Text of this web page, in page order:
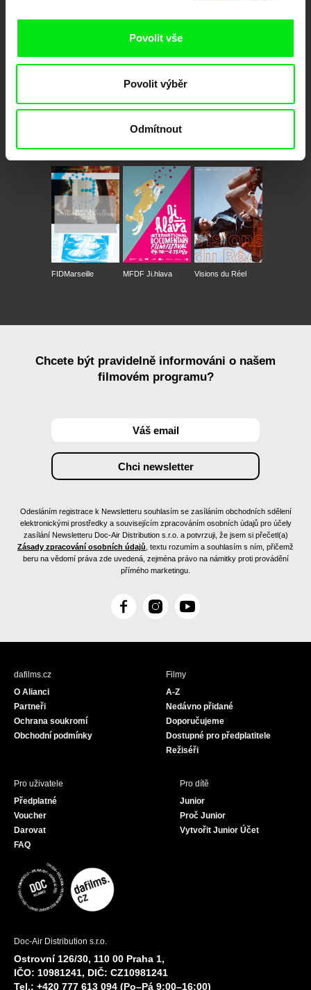
Povolit vše
Povolit výběr
Odmítnout
FIDMarseille MFDF Ji.hlava Visions du Réel
Chcete být pravidelně informováni o našem
filmovém programu?
Odesláním registrace k Newsletteru souhlasím se zasíláním obchodních sdělení
elektronickými prostředky a souvisejícím zpracováním osobních údajů pro účely
zasílání Newsletteru Doc-Air Distribution s.r.o. a potvrzuji, že jsem si přečetl(a)
Zásady zpracování osobních údajů , textu rozumím a souhlasím s ním, přičemž
beru na vědomí práva zde uvedená, zejména právo na námitky proti provádění
přímého marketingu.
F
c
I
s
Y
u
dafilms.cz
O Alianci
Partneři
Ochrana soukromí
Obchodní podmínky
Filmy
A-Z
Nedávno přidané
Doporučujeme
Dostupné pro předplatitele
Režiséři
Pro uživatele
Předplatné
Voucher
Darovat
FAQ
Pro dítě
Junior
Proč Junior
Vytvořit Junior Účet
Doc-Air Distribution s.r.o.
Ostrovní 126/30, 110 00 Praha 1,
IČO: 10981241, DIČ: CZ10981241
Tel.: +420 777 613 094 (Po–Pá 9:00–16:00)